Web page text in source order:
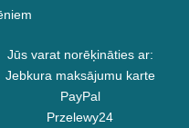
Jūs varat norēķināties ar:
Jebkura maksājumu karte
PayPal
Przelewy24